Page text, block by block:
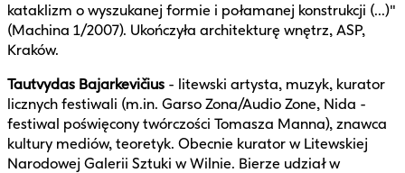
kataklizm o wyszukanej formie i połamanej konstrukcji (...)"
(Machina 1/2007). Ukończyła architekturę wnętrz, ASP,
Kraków.
Tautvydas Bajarkevičius - litewski artysta, muzyk, kurator
licznych festiwali (m.in. Garso Zona/Audio Zone, Nida -
festiwal poświęcony twórczości Tomasza Manna), znawca
kultury mediów, teoretyk. Obecnie kurator w Litewskiej
Narodowej Galerii Sztuki w Wilnie. Bierze udział w